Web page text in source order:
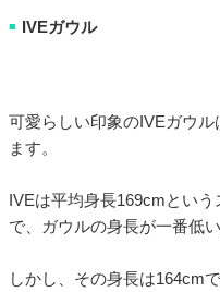
■ IVEガウル
可愛らしい印象のIVEガウル
ます。
IVEは平均身長169cmとい
で、ガウルの身長が一番低い
しかし、その身長は164cm